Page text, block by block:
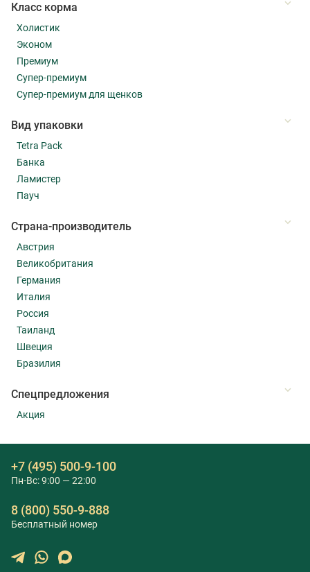
Класс корма
Холистик
Эконом
Премиум
Супер-премиум
Супер-премиум для щенков
Вид упаковки
Tetra Pack
Банка
Ламистер
Пауч
Страна-производитель
Австрия
Великобритания
Германия
Италия
Россия
Таиланд
Швеция
Бразилия
Cпецпредложения
Акция
+7 (495) 500-9-100
Пн-Вс: 9:00 — 22:00
8 (800) 550-9-888
Бесплатный номер